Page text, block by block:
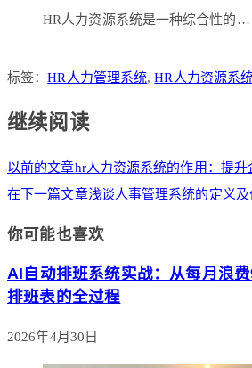
HR人力资源系统是一种综合性的…
标签：HR人力管理系统,HR人力资源系
继续阅读
以前的文章hr人力资源系统的作用：提
在下一篇文章浅谈人事管理系统的定义及
你可能也喜欢
AI自动排班系统实战：从每月浪
排班表的全过程
2026年4月30日